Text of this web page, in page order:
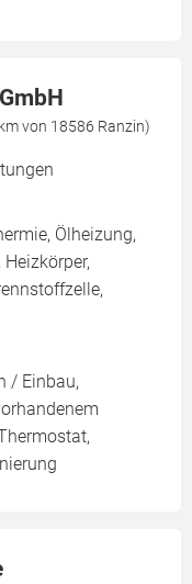
von 18586 Ranzin)
Ölheizung,
/ Einbau,